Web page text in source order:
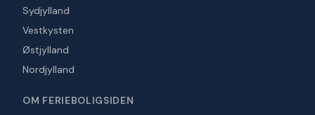
Sydjylland
Vestkysten
Østjylland
Nordjylland
OM FERIEBOLIGSIDEN